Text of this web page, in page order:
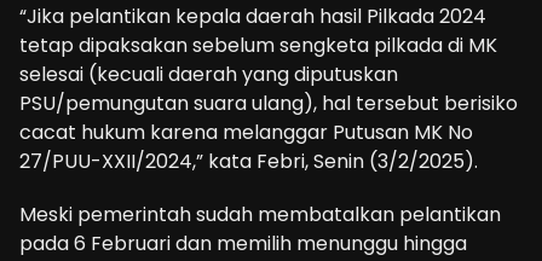
“Jika pelantikan kepala daerah hasil Pilkada 2024
tetap dipaksakan sebelum sengketa pilkada di MK
selesai (kecuali daerah yang diputuskan
PSU/pemungutan suara ulang), hal tersebut berisiko
cacat hukum karena melanggar Putusan MK No
27/PUU-XXII/2024,” kata Febri, Senin (3/2/2025).
Meski pemerintah sudah membatalkan pelantikan
pada 6 Februari dan memilih menunggu hingga